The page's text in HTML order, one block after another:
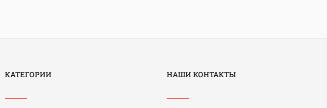
КАТЕГОРИИ НАШИ КОНТАКТЫ